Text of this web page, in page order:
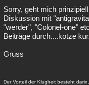
Sorry, geht mich
Diskussion mit
"werder", "Colonel-one"
Beiträge durch....kotze
Gruss
Der Vorteil der Klugheit besteht